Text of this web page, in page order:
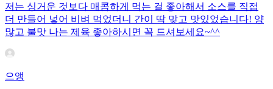
저는 싱거운 것보다 매콤하게 먹는 걸 좋아해서 소스를 직접
더 만들어 넣어 비벼 먹었더니 간이 딱 맞고 맛있었습니다! 양
많고 불맛 나는 제육 좋아하시면 꼭 드셔보세요~^^
으앵